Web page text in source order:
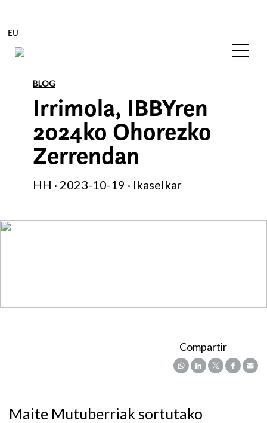
Edukira zuzenean joan
EU
BLOG
Irrimola, IBBYren
2024ko Ohorezko
Zerrendan
HH · 2023-10-19 · Ikaselkar
Compartir
Maite Mutuberriak sortutako